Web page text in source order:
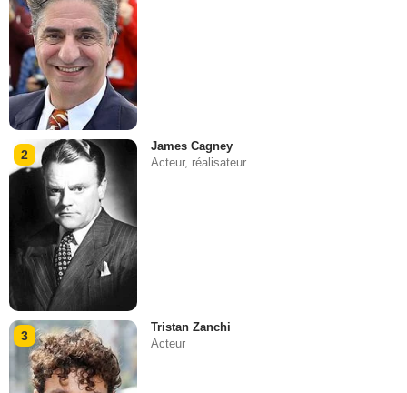
2
James Cagney
Acteur, réalisateur
3
Tristan Zanchi
Acteur